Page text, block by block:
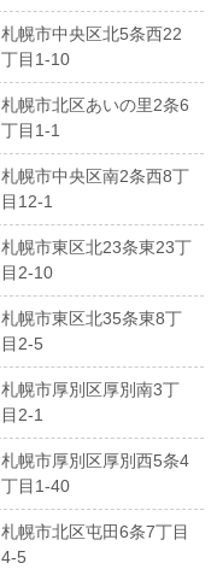
札幌市中央区北5条西22
丁目1-10
札幌市北区あいの里2条6
丁目1-1
札幌市中央区南2条西8丁
目12-1
札幌市東区北23条東23丁
目2-10
札幌市東区北35条東8丁
目2-5
札幌市厚別区厚別南3丁
目2-1
札幌市厚別区厚別西5条4
丁目1-40
札幌市北区屯田6条7丁目
4-5